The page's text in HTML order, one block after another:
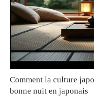
Comment la culture
bonne nuit en japonais